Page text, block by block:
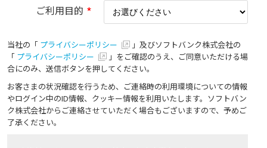
ご利用目的 *
当社の「 プライバシーポリシー
」及びソフトバンク株式会社の
「 プライバシーポリシー
」をご確認のうえ、ご同意いただける場
合にのみ、送信ボタンを押してください。
お客さまの状況確認を行うため、ご連絡時の利用環境についての情報
やログイン中のID情報、クッキー情報を利用いたします。ソフトバン
ク株式会社からご連絡させていただく場合もございますので、予めご
了承ください。